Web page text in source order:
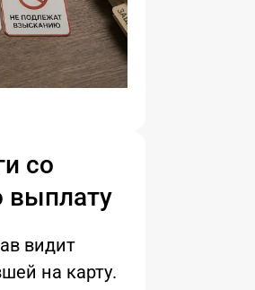
со
выплату
видит
на карту.